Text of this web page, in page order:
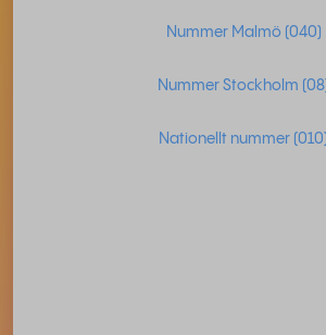
Nummer Malmö (040)
Nummer Stockholm (08)
Nationellt nummer (010)